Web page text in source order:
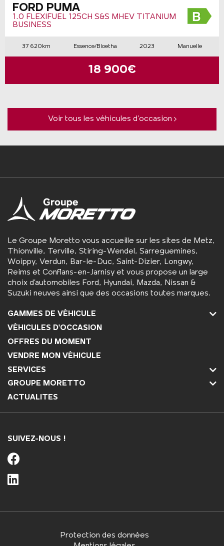
FORD PUMA
1.0 FLEXIFUEL 125CH S&S MHEV TITANIUM
BUSINESS
37 620km Essence/Bioetha 2023 Manuelle
18 900€
Voir tous les véhicules d’occasion
Le Groupe Moretto vous accueille sur les sites de Metz,
Thionville, Terville, Stiring-Wendel, Sarreguemines,
Woippy, Verdun, Bar-le-Duc, Saint-Dizier, Longwy,
Reims et Conflans-en-Jarnisy et vous propose un large
choix d’automobiles Ford, Hyundai, Mazda, Nissan &
Suzuki neuves ainsi que des occasions toutes marques.
GAMMES DE VÉHICULE
VÉHICULES D'OCCASION
OFFRES DU MOMENT
VENDRE MON VÉHICULE
SERVICES
GROUPE MORETTO
ACTUALITES
SUIVEZ-NOUS !
Protection des données